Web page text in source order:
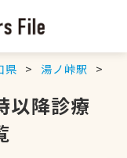
県 湯ノ峠駅
以降診療